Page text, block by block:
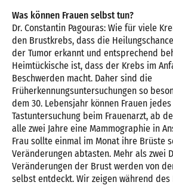
Was können Frauen selbst tun?
Dr. Constantin Pagouras: Wie für viele
den Brustkrebs, dass die
der Tumor erkannt und entsprechend
Heimtückische ist, dass der Krebs im
Beschwerden macht. Daher sind die
Früherkennungsuntersuchungen so
dem 30. Lebensjahr können Frauen
Tastuntersuchung beim Frauenarzt, ab
alle zwei Jahre eine Mammographie in
Frau sollte einmal im Monat ihre Brüste
Veränderungen abtasten. Mehr als zwei
Veränderungen der Brust werden von
selbst entdeckt. Wir zeigen während